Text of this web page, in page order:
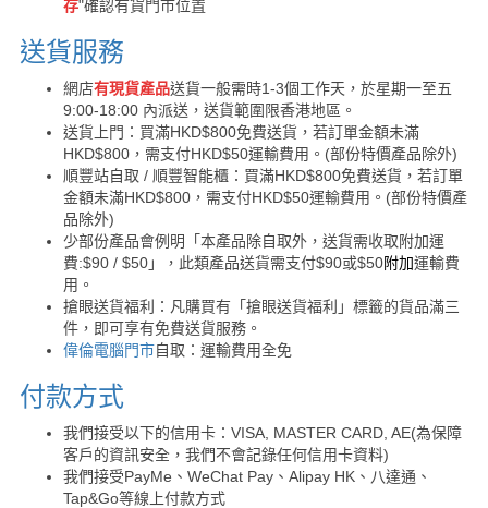
存"確認有貨門市位置
送貨服務
網店有現貨產品送貨一般需時1-3個工作天，於星期一至五
9:00-18:00 內派送，送貨範圍限香港地區。
送貨上門：買滿HKD$800免費送貨，若訂單金額未滿
HKD$800，需支付HKD$50運輸費用。(部份特價產品除外)
順豐站自取 / 順豐智能櫃：買滿HKD$800免費送貨，若訂單
金額未滿HKD$800，需支付HKD$50運輸費用。(部份特價產
品除外)
少部份產品會例明「本產品除自取外，送貨需收取附加運
費:$90 / $50」，此類產品送貨需支付$90或$50附加運輸費
用。
搶眼送貨福利：凡購買有「搶眼送貨福利」標籤的貨品滿三
件，即可享有免費送貨服務。
偉倫電腦門市自取：運輸費用全免
付款方式
我們接受以下的信用卡：VISA, MASTER CARD, AE(為保障
客戶的資訊安全，我們不會記錄任何信用卡資料)
我們接受PayMe、WeChat Pay、Alipay HK、八達通、
Tap&Go等線上付款方式